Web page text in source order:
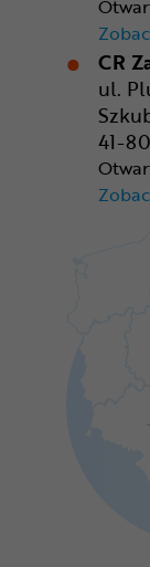
CR
ul.
41-